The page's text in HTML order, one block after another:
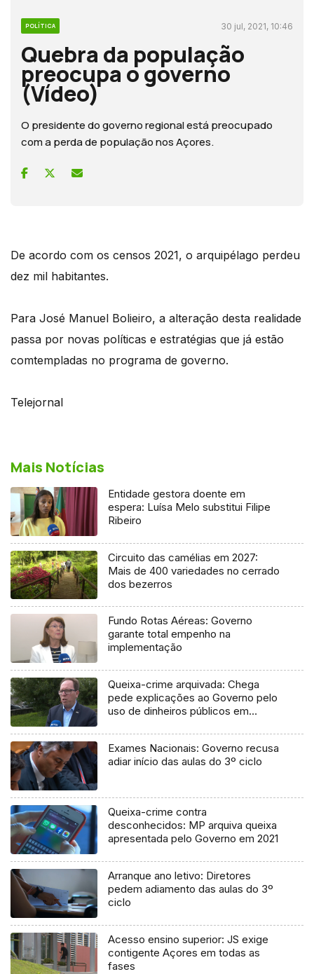
POLÍTICA 30 jul, 2021, 10:46
Quebra da população
preocupa o governo
(Vídeo)
O presidente do governo regional está preocupado
com a perda de população nos Açores.
De acordo com os censos 2021, o arquipélago perdeu
dez mil habitantes.
Para José Manuel Bolieiro, a alteração desta realidade
passa por novas políticas e estratégias que já estão
comtempladas no programa de governo.
Telejornal
Mais Notícias
Entidade gestora doente em
espera: Luísa Melo substitui Filipe
Ribeiro
Circuito das camélias em 2027:
Mais de 400 variedades no cerrado
dos bezerros
Fundo Rotas Aéreas: Governo
garante total empenho na
implementação
Queixa-crime arquivada: Chega
pede explicações ao Governo pelo
uso de dinheiros públicos em
Exames Nacionais: Governo recusa
adiar início das aulas do 3º ciclo
Queixa-crime contra
desconhecidos: MP arquiva queixa
apresentada pelo Governo em 2021
Arranque ano letivo: Diretores
pedem adiamento das aulas do 3º
ciclo
Acesso ensino superior: JS exige
contigente Açores em todas as
fases